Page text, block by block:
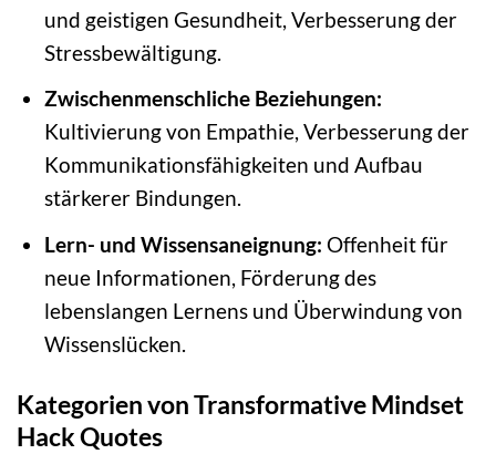
und geistigen Gesundheit, Verbesserung der
Stressbewältigung.
Zwischenmenschliche Beziehungen:
Kultivierung von Empathie, Verbesserung der
Kommunikationsfähigkeiten und Aufbau
stärkerer Bindungen.
Lern- und Wissensaneignung: Offenheit für
neue Informationen, Förderung des
lebenslangen Lernens und Überwindung von
Wissenslücken.
Kategorien von Transformative Mindset
Hack Quotes